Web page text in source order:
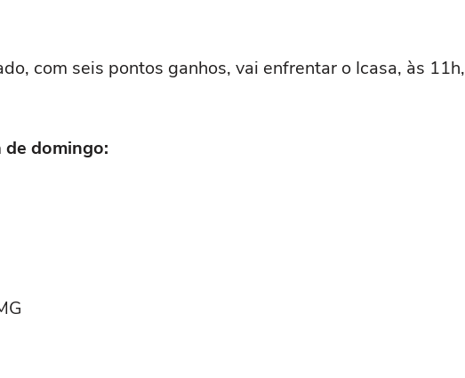
com seis pontos ganhos, vai enfrentar o Icasa, às 11h,
domingo: